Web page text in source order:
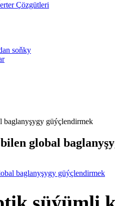
Çözgütleri
soňky
global
baglanyşygy güýçlendirmek